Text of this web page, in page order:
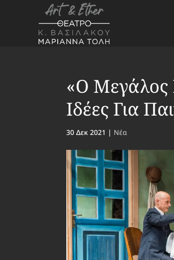
«Ο Μεγάλος
Ιδέες Για
30 Δεκ 2021 | Νέα